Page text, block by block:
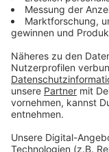
Details
Anakin Skywalker
Schüler von Obi-
wechselte er zur